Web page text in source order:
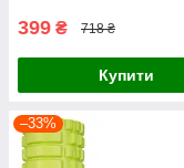
399 ₴ 718 ₴
Купити
–33%